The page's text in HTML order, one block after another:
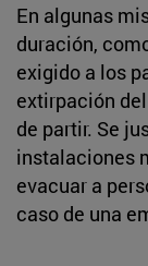
En algunas
duración,
exigido a los
extirpación
de partir. Se
instalaciones
evacuar a
caso de una